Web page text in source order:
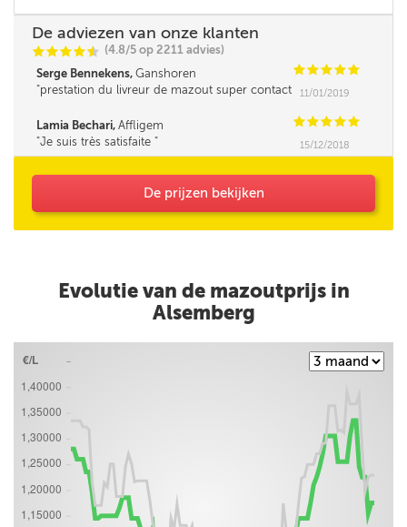
De adviezen van onze klanten
CCCCi
@ (4.8/5 op 2211 advies)
Serge Bennekens, Ganshoren CCCCC
prestation du livreur de mazout super contact
11/01/2019
Lamia Bechari, Affligem CCCCC
Je suis très satisfaite
15/12/2018
De prijzen bekijken
Evolutie van de mazoutprijs in
Alsemberg